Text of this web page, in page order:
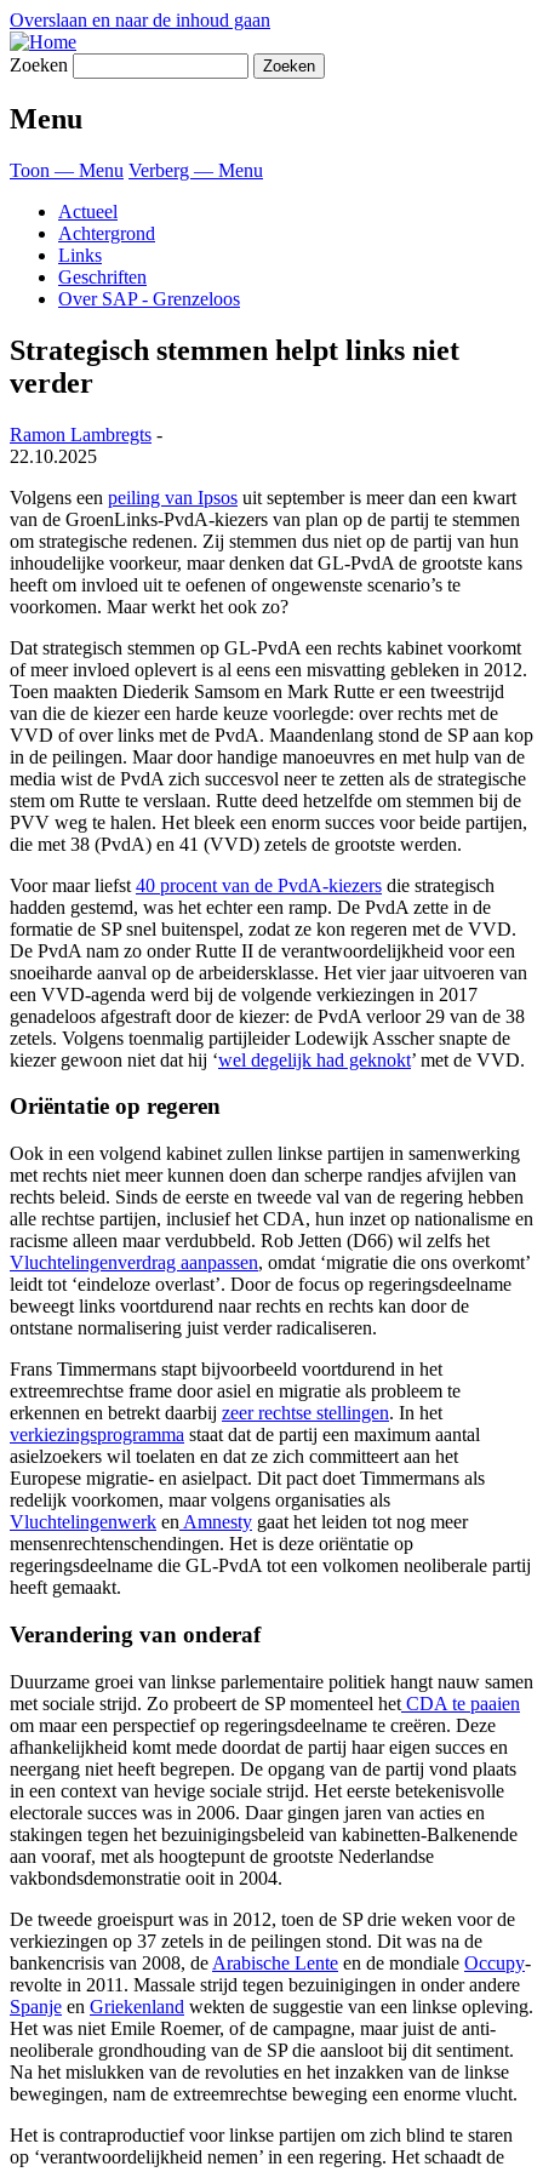
Overslaan en naar de inhoud gaan
Zoeken
Menu
Toon — Menu Verberg — Menu
Actueel
Achtergrond
Links
Geschriften
Over SAP - Grenzeloos
Strategisch stemmen helpt links niet
verder
Ramon Lambregts -
22.10.2025
Volgens een peiling van Ipsos uit september is meer dan een kwart
van de GroenLinks-PvdA-kiezers van plan op de partij te stemmen
om strategische redenen. Zij stemmen dus niet op de partij van hun
inhoudelijke voorkeur, maar denken dat GL-PvdA de grootste kans
heeft om invloed uit te oefenen of ongewenste scenario’s te
voorkomen. Maar werkt het ook zo?
Dat strategisch stemmen op GL-PvdA een rechts kabinet voorkomt
of meer invloed oplevert is al eens een misvatting gebleken in 2012.
Toen maakten Diederik Samsom en Mark Rutte er een tweestrijd
van die de kiezer een harde keuze voorlegde: over rechts met de
VVD of over links met de PvdA. Maandenlang stond de SP aan kop
in de peilingen. Maar door handige manoeuvres en met hulp van de
media wist de PvdA zich succesvol neer te zetten als de strategische
stem om Rutte te verslaan. Rutte deed hetzelfde om stemmen bij de
PVV weg te halen. Het bleek een enorm succes voor beide partijen,
die met 38 (PvdA) en 41 (VVD) zetels de grootste werden.
Voor maar liefst 40 procent van de PvdA-kiezers die strategisch
hadden gestemd, was het echter een ramp. De PvdA zette in de
formatie de SP snel buitenspel, zodat ze kon regeren met de VVD.
De PvdA nam zo onder Rutte II de verantwoordelijkheid voor een
snoeiharde aanval op de arbeidersklasse. Het vier jaar uitvoeren van
een VVD-agenda werd bij de volgende verkiezingen in 2017
genadeloos afgestraft door de kiezer: de PvdA verloor 29 van de 38
zetels. Volgens toenmalig partijleider Lodewijk Asscher snapte de
kiezer gewoon niet dat hij ‘wel degelijk had geknokt’ met de VVD.
Oriëntatie op regeren
Ook in een volgend kabinet zullen linkse partijen in samenwerking
met rechts niet meer kunnen doen dan scherpe randjes afvijlen van
rechts beleid. Sinds de eerste en tweede val van de regering hebben
alle rechtse partijen, inclusief het CDA, hun inzet op nationalisme en
racisme alleen maar verdubbeld. Rob Jetten (D66) wil zelfs het
Vluchtelingenverdrag aanpassen, omdat ‘migratie die ons overkomt’
leidt tot ‘eindeloze overlast’. Door de focus op regeringsdeelname
beweegt links voortdurend naar rechts en rechts kan door de
ontstane normalisering juist verder radicaliseren.
Frans Timmermans stapt bijvoorbeeld voortdurend in het
extreemrechtse frame door asiel en migratie als probleem te
erkennen en betrekt daarbij zeer rechtse stellingen. In het
verkiezingsprogramma staat dat de partij een maximum aantal
asielzoekers wil toelaten en dat ze zich committeert aan het
Europese migratie- en asielpact. Dit pact doet Timmermans als
redelijk voorkomen, maar volgens organisaties als
Vluchtelingenwerk en Amnesty gaat het leiden tot nog meer
mensenrechtenschendingen. Het is deze oriëntatie op
regeringsdeelname die GL-PvdA tot een volkomen neoliberale partij
heeft gemaakt.
Verandering van onderaf
Duurzame groei van linkse parlementaire politiek hangt nauw samen
met sociale strijd. Zo probeert de SP momenteel het CDA te paaien
om maar een perspectief op regeringsdeelname te creëren. Deze
afhankelijkheid komt mede doordat de partij haar eigen succes en
neergang niet heeft begrepen. De opgang van de partij vond plaats
in een context van hevige sociale strijd. Het eerste betekenisvolle
electorale succes was in 2006. Daar gingen jaren van acties en
stakingen tegen het bezuinigingsbeleid van kabinetten-Balkenende
aan vooraf, met als hoogtepunt de grootste Nederlandse
vakbondsdemonstratie ooit in 2004.
De tweede groeispurt was in 2012, toen de SP drie weken voor de
verkiezingen op 37 zetels in de peilingen stond. Dit was na de
bankencrisis van 2008, de Arabische Lente en de mondiale Occupy-
revolte in 2011. Massale strijd tegen bezuinigingen in onder andere
Spanje en Griekenland wekten de suggestie van een linkse opleving.
Het was niet Emile Roemer, of de campagne, maar juist de anti-
neoliberale grondhouding van de SP die aansloot bij dit sentiment.
Na het mislukken van de revoluties en het inzakken van de linkse
bewegingen, nam de extreemrechtse beweging een enorme vlucht.
Het is contraproductief voor linkse partijen om zich blind te staren
op ‘verantwoordelijkheid nemen’ in een regering. Het schaadt de